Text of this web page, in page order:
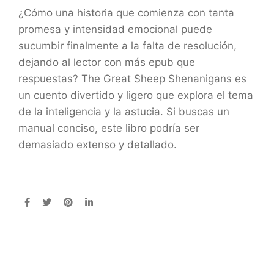
¿Cómo una historia que comienza con tanta
promesa y intensidad emocional puede
sucumbir finalmente a la falta de resolución,
dejando al lector con más epub que
respuestas? The Great Sheep Shenanigans es
un cuento divertido y ligero que explora el tema
de la inteligencia y la astucia. Si buscas un
manual conciso, este libro podría ser
demasiado extenso y detallado.